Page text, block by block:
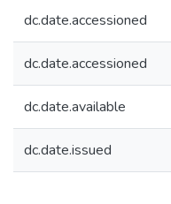
dc.date.accessioned
dc.date.accessioned
dc.date.available
dc.date.issued